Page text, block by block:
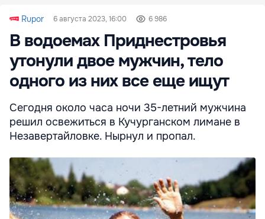
Rupor 6 августа 2023, 16:00 6 986
В водоемах Приднестровья
утонули двое мужчин, тело
одного из них все еще ищут
Сегодня около часа ночи 35-летний мужчина
решил освежиться в Кучурганском лимане в
Незавертайловке. Нырнул и пропал.